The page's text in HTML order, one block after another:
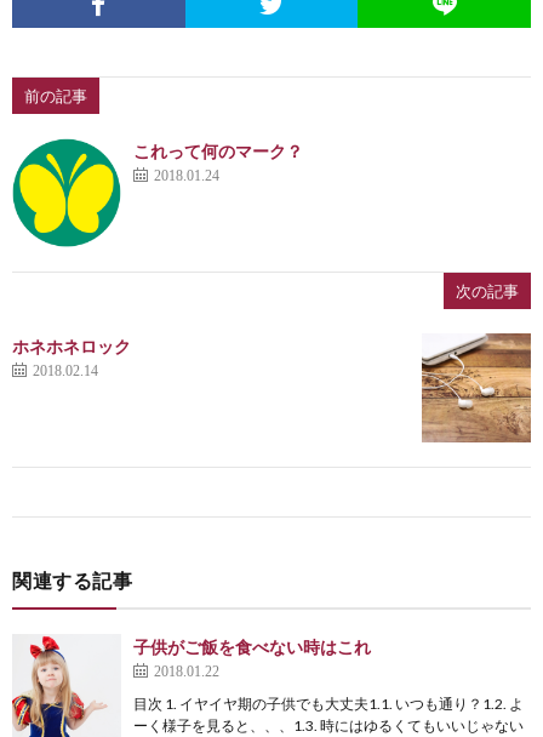
前の記事
これって何のマーク？
2018.01.24
次の記事
ホネホネロック
2018.02.14
関連する記事
子供がご飯を食べない時はこれ
2018.01.22
目次 1. イヤイヤ期の子供でも大丈夫1.1. いつも通り？1.2. よ
ーく様子を見ると、、、1.3. 時にはゆるくてもいいじゃない